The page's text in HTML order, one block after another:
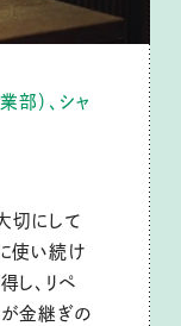
部）、シャ
切にして
使い続け
し、リペ
金継ぎの